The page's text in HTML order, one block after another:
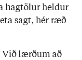
hagtölur heldur
sagt, hér ræð
Við lærðum að